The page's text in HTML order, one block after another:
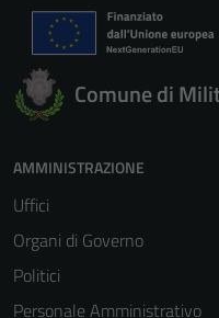
Comune di
AMMINISTRAZIONE
Uffici
Organi di Governo
Politici
Personale Amministrativo